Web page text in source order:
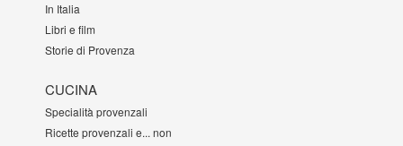
In Italia
Libri e film
Storie di Provenza
CUCINA
Specialità provenzali
Ricette provenzali e... non